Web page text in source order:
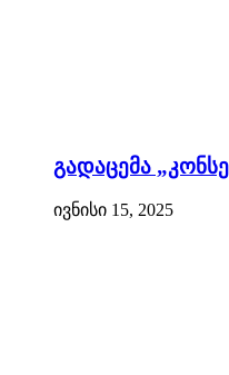
გადაცემა
ივნისი 15, 2025